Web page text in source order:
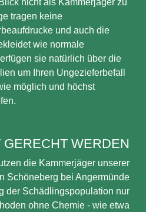
nicht als Kammerjäger zu
tragen keine
und auch die
wie normale
sie natürlich über die
um Ihren Ungezieferbefall
möglich und höchst
GERECHT WERDEN
die Kammerjäger unserer
Schöneberg bei Angermünde
der Schädlingspopulation nur
ohne Chemie - wie etwa